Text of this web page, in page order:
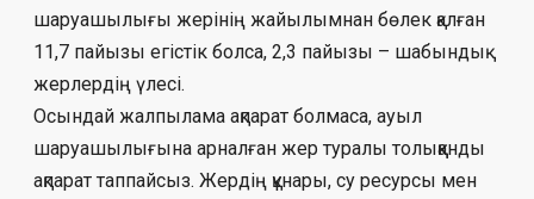
шаруашылығы жерінің жайы­лым­нан бөлек қалған
11,7 пайызы егістік бол­са, 2,3 пайызы – шабындық
жерлердің үле­сі.
Осындай жалпылама ақпарат болма­са, ауыл
шаруашылығына арналған жер туралы толыққанды
ақпарат таппайсыз. Жердің құнары, су ресурсы мен